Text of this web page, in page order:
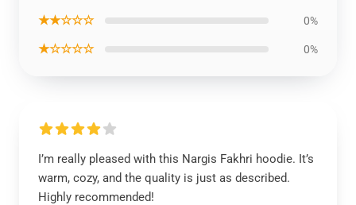
★★☆☆☆ 0%
★☆☆☆☆ 0%
I’m really pleased with this Nargis Fakhri hoodie. It’s
warm, cozy, and the quality is just as described.
Highly recommended!